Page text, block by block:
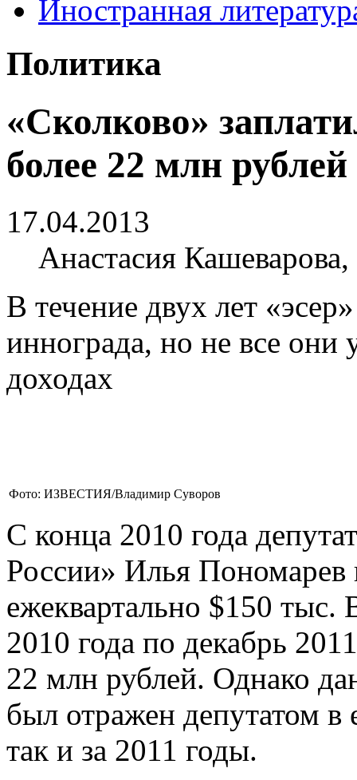
Иностранная
Политика
«Сколково»
более 22 млн рублей
17.04.2013
Анастасия
В течение двух лет
иннограда, но не все они
доходах
Фото: ИЗВЕСТИЯ/Владимир Суворов
С конца 2010 года
России» Илья Пономарев
ежеквартально $150
2010 года по декабрь
22 млн рублей. Однако
был отражен депутатом в
так и за 2011 годы.